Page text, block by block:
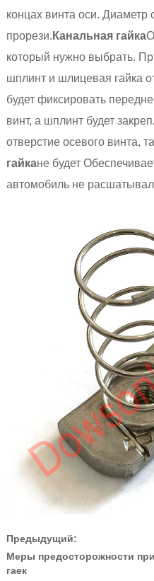
концах винта оси. Диаметр
прорези. Канальная гайка
который нужно выбрать.
шплинт и шлицевая гайка
будет фиксировать
винт, а шплинт будет
отверстие осевого винта,
гайкане будет
автомобиль не
Предыдущий:
Меры предосторожности
гаек